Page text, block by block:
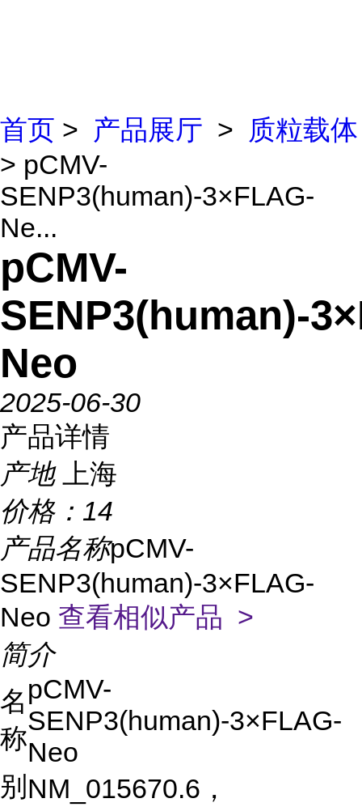
首页 > 产品展厅 >
质粒载体
> pCMV-
SENP3(human)-3×FLAG-
Ne...
pCMV-
SENP3(human)-
Neo
2025-06-30
产品详情
产地
上海
价格： 14
产品名称pCMV-
SENP3(human)-3×FLAG-
Neo 查看相似产品 >
简介
名
称
pCMV-
SENP3(human)-3×FLAG-
Neo
别 NM_015670.6，